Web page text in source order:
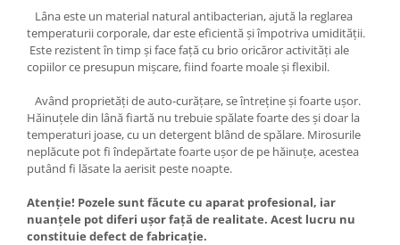
Lâna este un material natural antibacterian, ajută la reglarea
temperaturii corporale, dar este eficientă și împotriva umidității.
Este rezistent în timp și face față cu brio oricăror activități ale
copiilor ce presupun mișcare, fiind foarte moale și flexibil.
Având proprietăți de auto-curățare, se întreține și foarte ușor.
Hăinuțele din lână fiartă nu trebuie spălate foarte des și doar la
temperaturi joase, cu un detergent blând de spălare. Mirosurile
neplăcute pot fi îndepărtate foarte ușor de pe hăinuțe, acestea
putând fi lăsate la aerisit peste noapte.
Atenție! Pozele sunt făcute cu aparat profesional, iar
nuanțele pot diferi ușor față de realitate. Acest lucru nu
constituie defect de fabricație.